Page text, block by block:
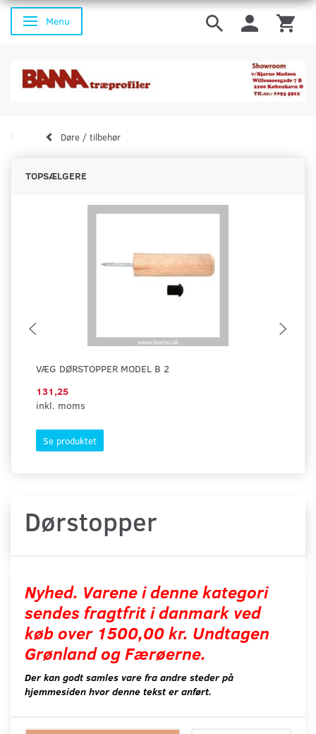
Skifte navigation
Menu
Døre / tilbehør
TOPSÆLGERE
VÆG DØRSTOPPER MODEL B 2
131,25
inkl. moms
Se produktet
Dørstopper
Nyhed. Varene i denne kategori
sendes fragtfrit i danmark ved
køb over 1500,00 kr. Undtagen
Grønland og Færøerne.
Der kan godt samles vare fra andre steder på
hjemmesiden hvor denne tekst er anført.